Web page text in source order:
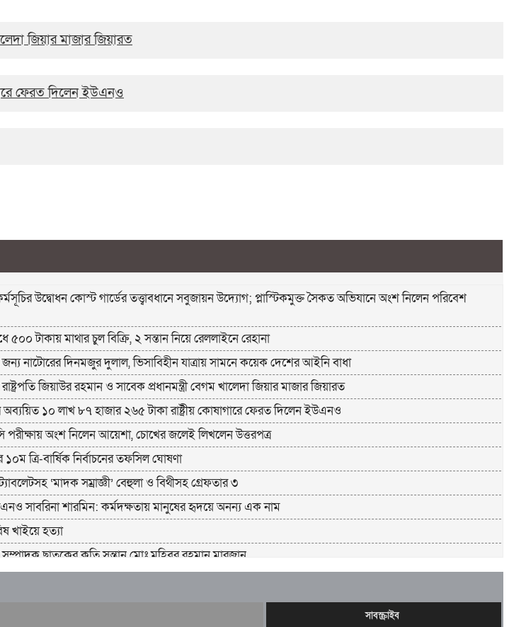
জিয়ার মাজার জিয়ারত
ফেরত দিলেন ইউএনও
উদ্বোধন কোস্ট গার্ডের তত্ত্বাবধানে সবুজায়ন উদ্যোগ; প্লাস্টিকমুক্ত সৈকত অভিযানে অংশ নিলেন পরিবেশ
টাকায় মাথার চুল বিক্রি, ২ সন্তান নিয়ে রেললাইনে রেহানা
নাটোরের দিনমজুর দুলাল, ভিসাবিহীন যাত্রায় সামনে কয়েক দেশের আইনি বাধা
জিয়াউর রহমান ও সাবেক প্রধানমন্ত্রী বেগম খালেদা জিয়ার মাজার জিয়ারত
১০ লাখ ৮৭ হাজার ২৬৫ টাকা রাষ্ট্রীয় কোষাগারে ফেরত দিলেন ইউএনও
পরীক্ষায় অংশ নিলেন আয়েশা, চোখের জলেই লিখলেন উত্তরপত্র
ত্রি-বার্ষিক নির্বাচনের তফসিল ঘোষণা
‘মাদক সম্রাজ্ঞী’ বেহুলা ও বিথীসহ গ্রেফতার ৩
সাবরিনা শারমিন: কর্মদক্ষতায় মানুষের হৃদয়ে অনন্য এক নাম
খাইয়ে হত্যা
ছাতকের কৃতি সন্তান মোঃ মুহিবুর রহমান মারজান